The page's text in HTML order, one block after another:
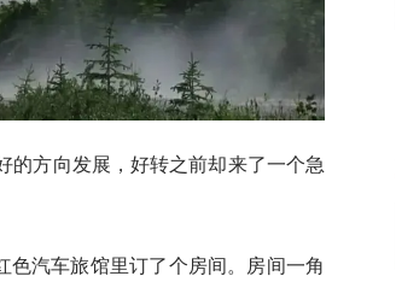
的方向发展，好转之前却来了一个急
色汽车旅馆里订了个房间。房间一角